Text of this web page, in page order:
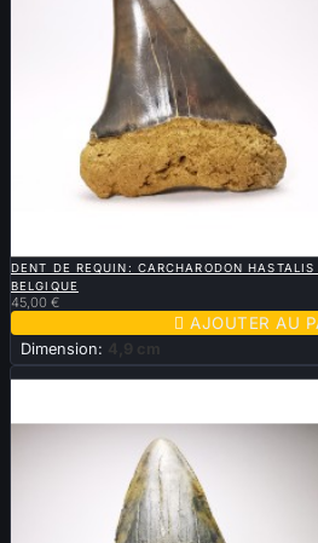
DENT DE REQUIN: CARCHARODON
BELGIQUE
45,00 €
 AJOUTER AU
Dimension: 4,9 cm
Nouveau